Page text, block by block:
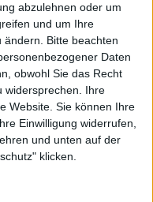
abzulehnen oder um
und um Ihre
ändern. Bitte beachten
Daten
obwohl Sie das Recht
widersprechen. Ihre
Website. Sie können Ihre
Einwilligung widerrufen,
und unten auf der
klicken.
Zahlen
für 2026 geschätzt
Dirk Kraus nun
durchaus schwierig
Oktober drehte die